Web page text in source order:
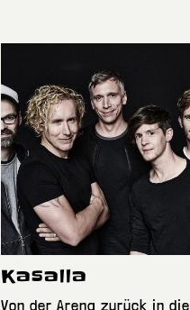
Kasalla
Von der Arena zurück in die